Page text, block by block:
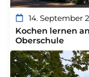
14. September
Kochen lernen
Oberschule